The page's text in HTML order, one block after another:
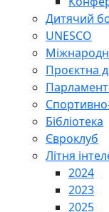
Дитячий
UNESCO
Проєктна
Бібліотека
Євроклуб
Літня
2024
2023
2025